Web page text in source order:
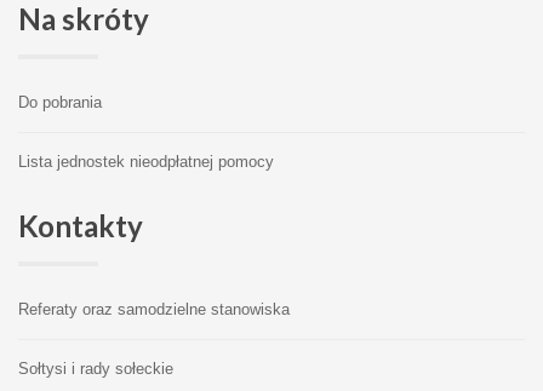
Na skróty
Do pobrania
Lista jednostek nieodpłatnej pomocy
Kontakty
Referaty oraz samodzielne stanowiska
Sołtysi i rady sołeckie